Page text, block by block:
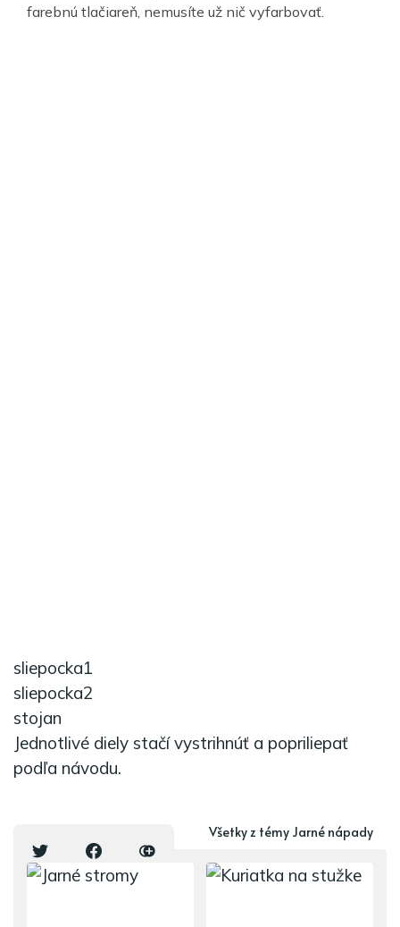
farebnú tlačiareň, nemusíte už nič vyfarbovať.
sliepocka1
sliepocka2
stojan
Jednotlivé diely stačí vystrihnúť a popriliepať
podľa návodu.
Všetky z témy Jarné nápady